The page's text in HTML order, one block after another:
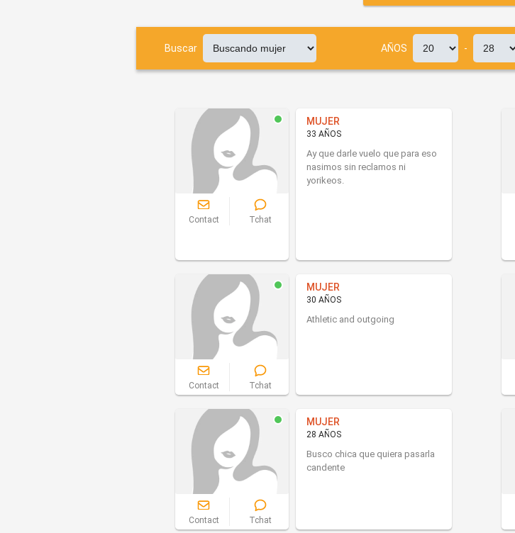
Buscar AÑOS -
Contact Tchat
MUJER
33 AÑOS
Ay que darle vuelo que para eso
nasimos sin reclamos ni
yorikeos.
Contact Tchat
MUJER
30 AÑOS
Athletic and outgoing
Contact Tchat
MUJER
28 AÑOS
Busco chica que quiera pasarla
candente